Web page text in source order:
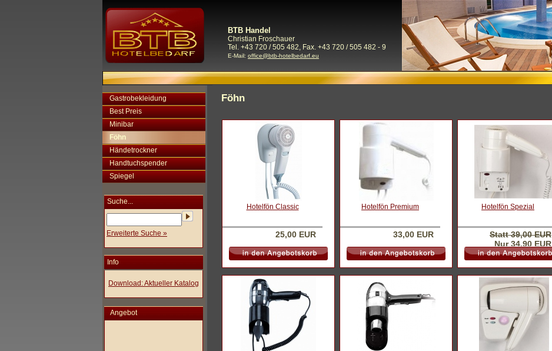
BTB Handel
Christian Froschauer
Tel. +43 720 / 505 482, Fax. +43 720 / 505 482 - 9
E-Mail: office@btb-hotelbedarf.eu
Gastrobekleidung
Best Preis
Minibar
Föhn
Händetrockner
Handtuchspender
Spiegel
Suche...
Erweiterte Suche »
Info
Download: Aktueller Katalog
Angebot
Föhn
Hotelfön Classic
25,00 EUR
Hotelfön Premium
33,00 EUR
Hotelfön Spezial
Statt 39,00 EUR
Nur 34,90 EUR